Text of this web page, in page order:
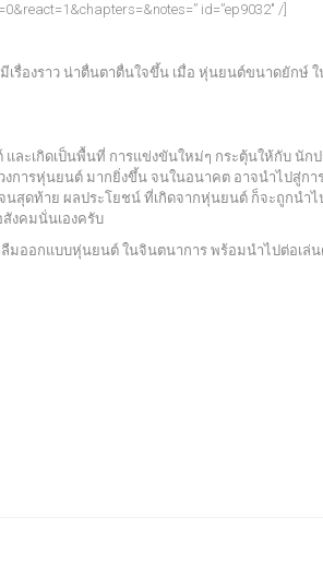
id=”ep9032″ /]
รื่องราว น่าตื่นตาตื่นใจขึ้น เมื่อ หุ่นยนต์ขนาดยักษ์
และเกิดเป็นพื้นที่ การแข่งขันใหม่ๆ กระตุ้นให้กับ นัก
ารหุ่นยนต์ มากยิ่งขึ้น จนในอนาคต อาจนำไปสู่กา
สุดท้าย ผลประโยชน์ ที่เกิดจากหุ่นยนต์ ก็จะถูกนำไ
งคมนั่นเองครับ
มออกแบบหุ่นยนต์ ในจินตนาการ พร้อมนำไปต่อเล่